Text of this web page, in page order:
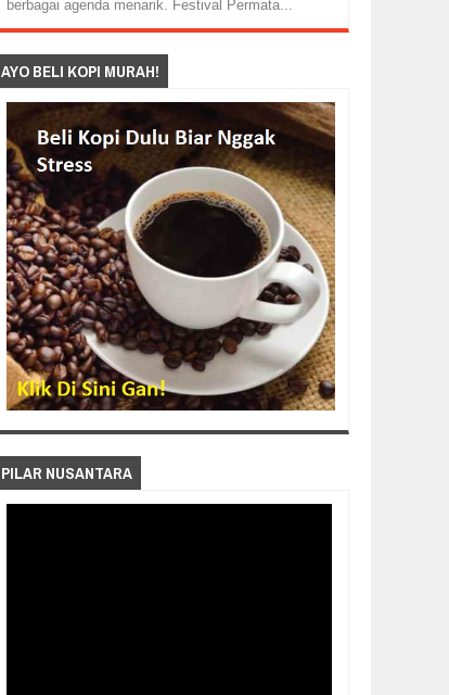
berbagai agenda menarik. Festival Permata...
AYO BELI KOPI MURAH!
PILAR NUSANTARA